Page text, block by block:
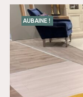
AUBAINE !